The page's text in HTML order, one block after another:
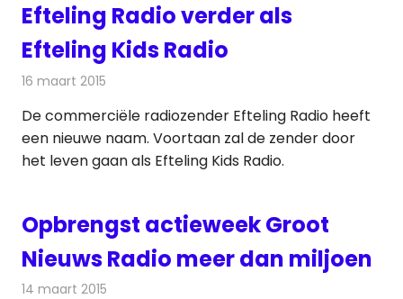
Efteling Radio verder als
Efteling Kids Radio
16 maart 2015
De commerciële radiozender Efteling Radio heeft
een nieuwe naam. Voortaan zal de zender door
het leven gaan als Efteling Kids Radio.
Opbrengst actieweek Groot
Nieuws Radio meer dan miljoen
14 maart 2015